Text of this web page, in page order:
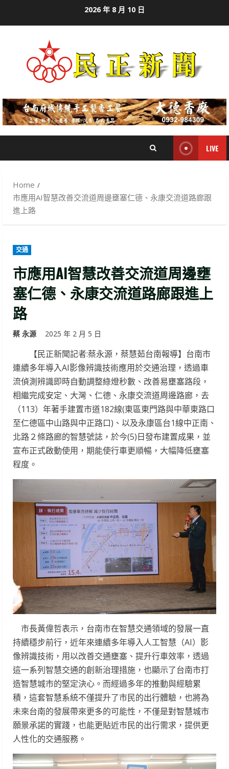
2026 年 8 月 10 日
LIVE
Home
市應用AI智慧改善交流道周邊壅塞仁德、永康交流道路廊跟
進上路
交通
市應用AI智慧改善交流道周邊壅
塞仁德、永康交流道路廊跟進上
路
蔡 永源 2025 年 2 月 5 日
【民正新聞記者:蔡永源，蔡慧茹台南報導】台南市
連續多年導入AI影像辨識技術應用於交通治理，透過車
流偵測辨識即時自動調整綠燈秒數、改善易壅塞路段，
相繼完成安定、大灣、仁德、永康交流道周邊路廊，去
（113）年著手建置市道182線(東區東門路與中華東路口
至仁德區中山路與中正路口)、以及永康區台1線中正南、
北路２條路廊的智慧號誌，於今(5)日發布建置成果，並
宣布正式啟動使用，期能使行車更順暢，大幅降低壅塞
程度。
市長黃偉哲表示，台南市在智慧交通領域的發展一直
持續穩步前行，近年來連續多年導入人工智慧（AI）影
像辨識技術，用以改善交通壅塞、提升行車效率，透過
這一系列智慧交通的創新治理措施，也顯示了台南市打
造智慧城市的堅定決心。而經過多年的推動與經驗累
積，這套智慧系統不僅提升了市民的出行體驗，也將為
未來台南的發展帶來更多的可能性，不僅是對智慧城市
願景承諾的實踐，也能更貼近市民的出行需求，提供更
人性化的交通服務。